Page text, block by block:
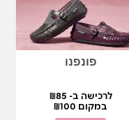
פונפנו
לרכישה ב- ₪85
במקום ₪100